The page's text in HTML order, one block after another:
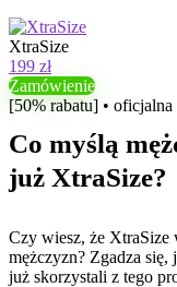
XtraSize
199 zł
Zamówienie
[50% rabatu] • oficjalna
Co myślą
już XtraSize?
Czy wiesz, że XtraSize
mężczyzn? Zgadza
już skorzystali z tego